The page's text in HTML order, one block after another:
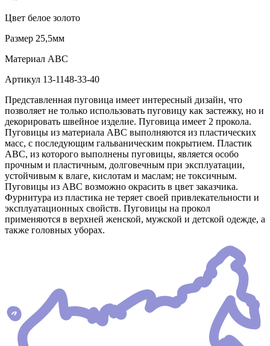
Цвет белое золото
Размер 25,5мм
Материал АВС
Артикул 13-1148-33-40
Представленная пуговица имеет интересный дизайн, что
позволяет не только использовать пуговицу как застежку, но и
декорировать швейное изделие. Пуговица имеет 2 прокола.
Пуговицы из материала АВС выполняются из пластических
масс, с последующим гальваническим покрытием. Пластик
АВС, из которого выполнены пуговицы, является особо
прочным и пластичным, долговечным при эксплуатации,
устойчивым к влаге, кислотам и маслам; не токсичным.
Пуговицы из АВС возможно окрасить в цвет заказчика.
Фурнитура из пластика не теряет своей привлекательности и
эксплуатационных свойств. Пуговицы на прокол
применяются в верхней женской, мужской и детской одежде, а
также головных уборах.